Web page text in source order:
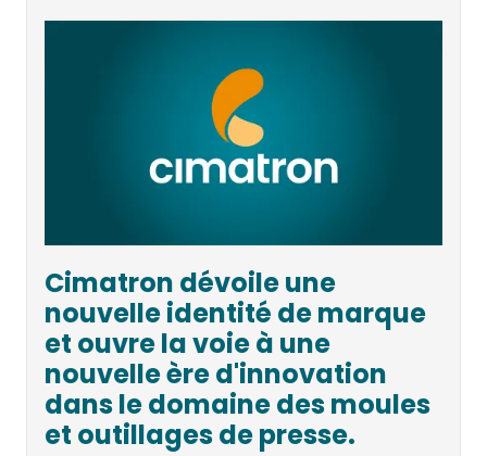
Cimatron dévoile une
nouvelle identité de marque
et ouvre la voie à une
nouvelle ère d'innovation
dans le domaine des moules
et outillages de presse.